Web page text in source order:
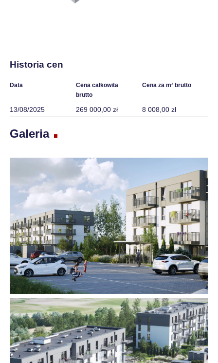
Historia cen
Data
Cena całkowita
brutto
Cena za m² brutto
13/08/2025 269 000,00 zł 8 008,00 zł
Galeria